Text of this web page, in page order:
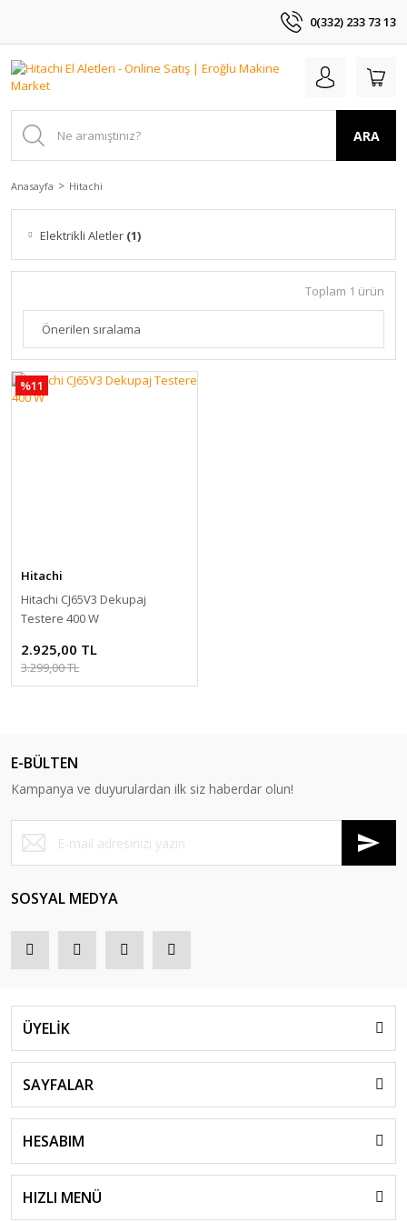
0(332) 233 73 13
ARA
Anasayfa Hitachi
Elektrikli Aletler (1)
Toplam 1 ürün
%11
Hitachi
Hitachi CJ65V3 Dekupaj
Testere 400 W
2.925,00 TL
3.299,00 TL
E-BÜLTEN
Kampanya ve duyurulardan ilk siz haberdar olun!
SOSYAL MEDYA
ÜYELİK
SAYFALAR
HESABIM
HIZLI MENÜ